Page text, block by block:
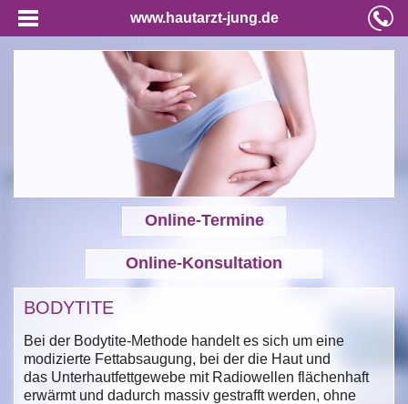
www.hautarzt-jung.de
Online-Termine
Online-Konsultation
BODYTITE
Bei der Bodytite-Methode handelt es sich um eine
modizierte Fettabsaugung, bei der die Haut und
das Unterhautfettgewebe mit Radiowellen flächenhaft
erwärmt und dadurch massiv gestrafft werden, ohne